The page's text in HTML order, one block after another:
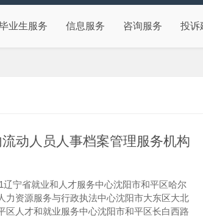
业生服务 信息服务 咨询服务 投诉
动人员人事档案管理服务机构
宁省就业和人才服务中心沈阳市和平区哈尔
力资源服务与行政执法中心沈阳市大东区大北
区人才和就业服务中心沈阳市和平区长白西路